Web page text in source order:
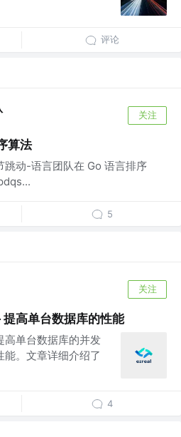
评论
关注
算法
跳动-语言团队在 Go 语言排序
5
关注
高单台数据库的性能
高单台数据库的并发
。文章详细介绍了
4